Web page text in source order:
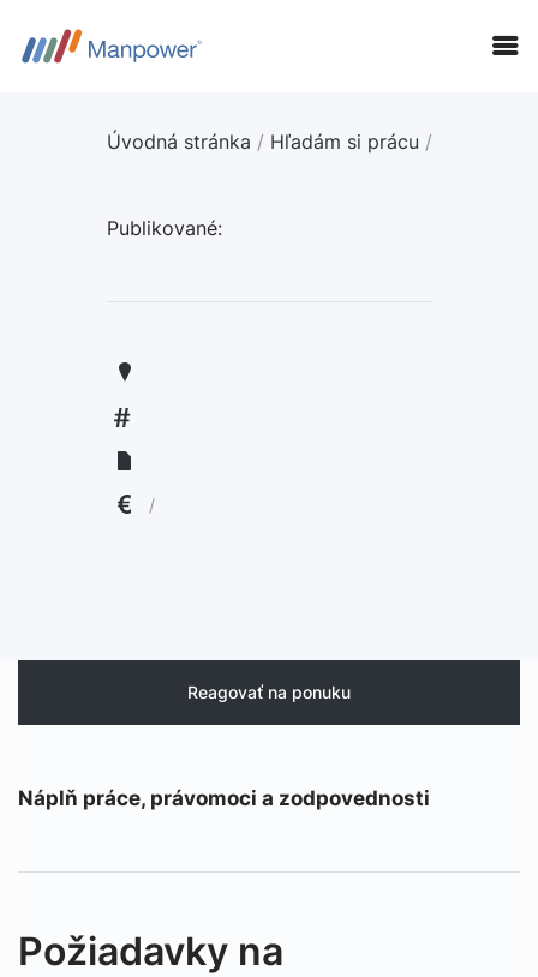
FIRMY
Úvodná stránka / Hľadám si prácu /
Publikované:
/
Reagovať na ponuku
Náplň práce, právomoci a zodpovednosti
Požiadavky na